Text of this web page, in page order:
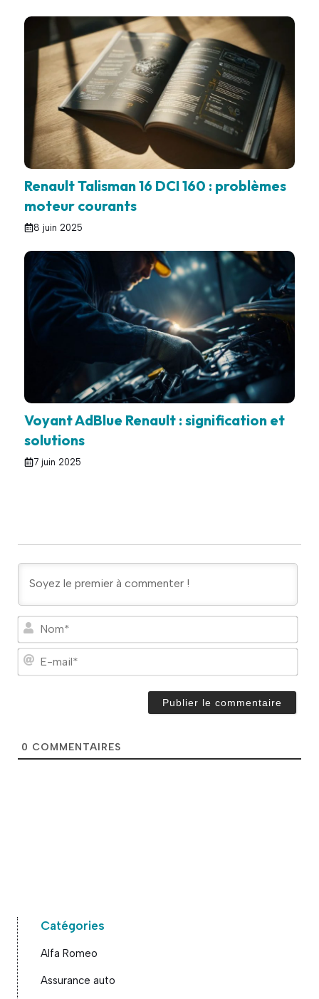
Renault Talisman 16 DCI 160 : problèmes
moteur courants
8 juin 2025
Voyant AdBlue Renault : signification et
solutions
7 juin 2025
N
m
0 COMMENTAIRES
Catégories
Alfa Romeo
Assurance auto